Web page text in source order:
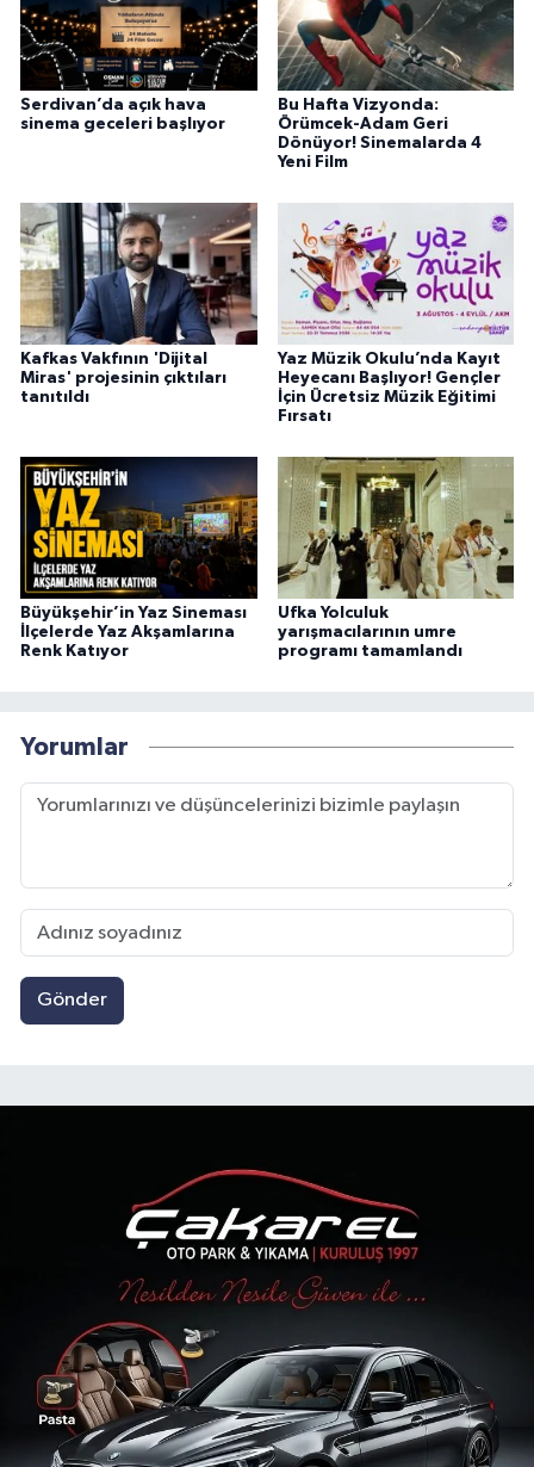
Serdivan’da açık hava
sinema geceleri başlıyor
Bu Hafta Vizyonda:
Örümcek-Adam Geri
Dönüyor! Sinemalarda 4
Yeni Film
Kafkas Vakfının 'Dijital
Miras' projesinin çıktıları
tanıtıldı
Yaz Müzik Okulu’nda Kayıt
Heyecanı Başlıyor! Gençler
İçin Ücretsiz Müzik Eğitimi
Fırsatı
Büyükşehir’in Yaz Sineması
İlçelerde Yaz Akşamlarına
Renk Katıyor
Ufka Yolculuk
yarışmacılarının umre
programı tamamlandı
Yorumlar
Gönder